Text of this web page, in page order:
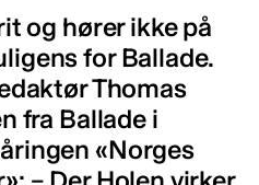
og hører ikke på
for Ballade.
Thomas
fra Ballade i
«Norges